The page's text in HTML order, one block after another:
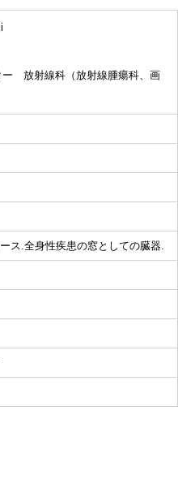
放射線科（放射線腫瘍科、画
ス.全身性疾患の窓としての臓器.